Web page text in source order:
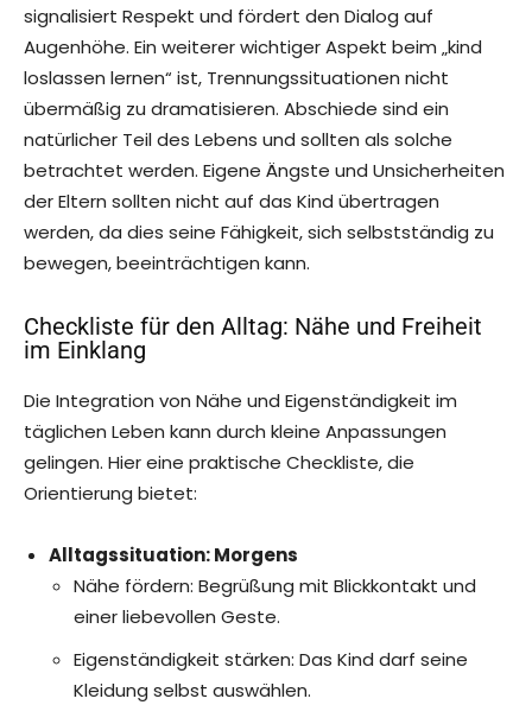
signalisiert Respekt und fördert den Dialog auf
Augenhöhe. Ein weiterer wichtiger Aspekt beim „kind
loslassen lernen“ ist, Trennungssituationen nicht
übermäßig zu dramatisieren. Abschiede sind ein
natürlicher Teil des Lebens und sollten als solche
betrachtet werden. Eigene Ängste und Unsicherheiten
der Eltern sollten nicht auf das Kind übertragen
werden, da dies seine Fähigkeit, sich selbstständig zu
bewegen, beeinträchtigen kann.
Checkliste für den Alltag: Nähe und Freiheit
im Einklang
Die Integration von Nähe und Eigenständigkeit im
täglichen Leben kann durch kleine Anpassungen
gelingen. Hier eine praktische Checkliste, die
Orientierung bietet:
Alltagssituation: Morgens
Nähe fördern: Begrüßung mit Blickkontakt und
einer liebevollen Geste.
Eigenständigkeit stärken: Das Kind darf seine
Kleidung selbst auswählen.